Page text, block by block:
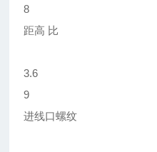
8
距高 比
3.6
9
进线口螺纹